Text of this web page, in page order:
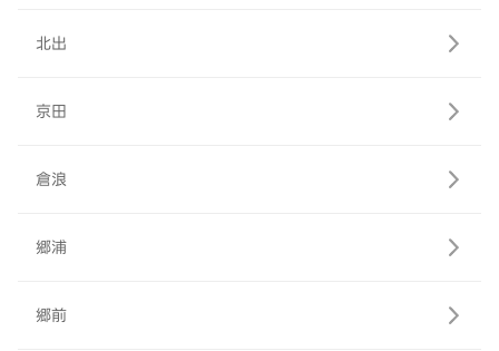
北出
京田
倉浪
郷浦
郷前